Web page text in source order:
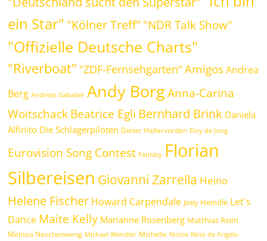
ein Star" "Kölner Treff" "NDR Talk Show"
"Offizielle Deutsche Charts"
"Riverboat" "ZDF-Fernsehgarten" Amigos Andrea
Berg Andreas Gabalier Andy Borg Anna-Carina
WoitschackBeatrice Egli Bernhard Brink Daniela
Alfinito Die Schlagerpiloten Dieter Hallervorden Eloy de Jong
Eurovision Song Contest Fantasy Florian
Silbereisen Giovanni Zarrella Heino
Helene Fischer Howard Carpendale Joey Heindle Let's
Dance Maite Kelly Marianne Rosenberg Matthias Reim
Melissa Naschenweng Michael Wendler Michelle Nicole Nino de Angelo